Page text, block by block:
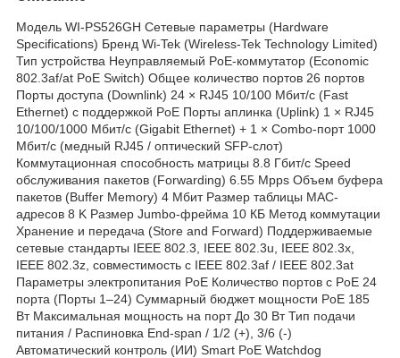
Модель WI-PS526GH Сетевые параметры (Hardware
Specifications) Бренд Wi-Tek (Wireless-Tek Technology Limited)
Тип устройства Неуправляемый PoE-коммутатор (Economic
802.3af/at PoE Switch) Общее количество портов 26 портов
Порты доступа (Downlink) 24 × RJ45 10/100 Мбит/с (Fast
Ethernet) с поддержкой PoE Порты аплинка (Uplink) 1 × RJ45
10/100/1000 Мбит/с (Gigabit Ethernet) + 1 × Combo-порт 1000
Мбит/с (медный RJ45 / оптический SFP-слот)
Коммутационная способность матрицы 8.8 Гбит/с Speed
обслуживания пакетов (Forwarding) 6.55 Mpps Объем буфера
пакетов (Buffer Memory) 4 Мбит Размер таблицы MAC-
адресов 8 K Размер Jumbo-фрейма 10 КБ Метод коммутации
Хранение и передача (Store and Forward) Поддерживаемые
сетевые стандарты IEEE 802.3, IEEE 802.3u, IEEE 802.3x,
IEEE 802.3z, совместимость с IEEE 802.3af / IEEE 802.3at
Параметры электропитания PoE Количество портов с PoE 24
порта (Порты 1–24) Суммарный бюджет мощности PoE 185
Вт Максимальная мощность на порт До 30 Вт Тип подачи
питания / Распиновка End-span / 1/2 (+), 3/6 (-)
Автоматический контроль (ИИ) Smart PoE Watchdog